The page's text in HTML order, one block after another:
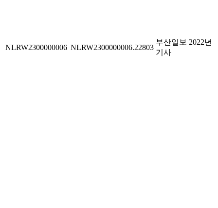
NLRW2300000006 NLRW2300000006.22803
부산일보 2022년
기사